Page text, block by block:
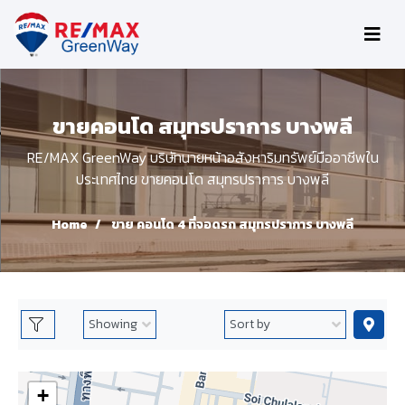
ขายคอนโด สมุทรปราการ บางพลี
RE/MAX GreenWay บริษัทนายหน้าอสังหาริมทรัพย์มืออาชีพใน
ประเทศไทย ขายคอนโด สมุทรปราการ บางพลี
Home ขาย คอนโด 4 ที่จอดรถ สมุทรปราการ บางพลี
+